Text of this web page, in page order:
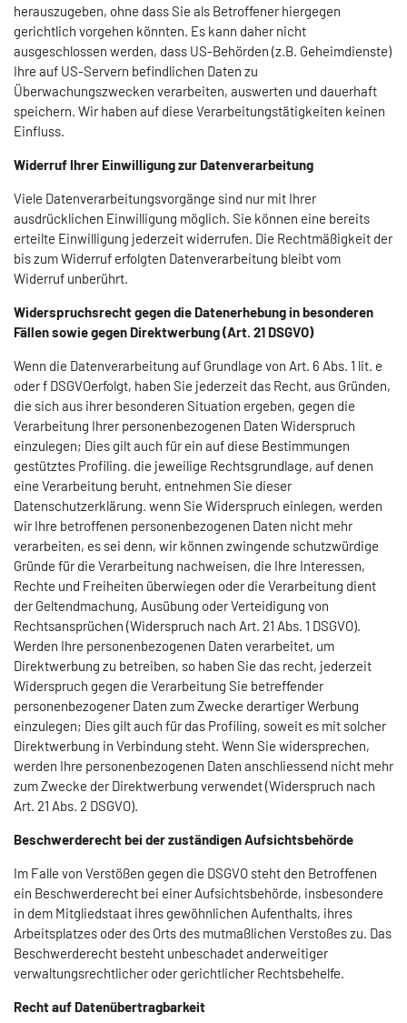
herauszugeben, ohne dass Sie als Betroffener hiergegen
gerichtlich vorgehen könnten. Es kann daher nicht
ausgeschlossen werden, dass US-Behörden (z.B. Geheimdienste)
Ihre auf US-Servern befindlichen Daten zu
Überwachungszwecken verarbeiten, auswerten und dauerhaft
speichern. Wir haben auf diese Verarbeitungstätigkeiten keinen
Einfluss.
Widerruf Ihrer Einwilligung zur Datenverarbeitung
Viele Datenverarbeitungsvorgänge sind nur mit Ihrer
ausdrücklichen Einwilligung möglich. Sie können eine bereits
erteilte Einwilligung jederzeit widerrufen. Die Rechtmäßigkeit der
bis zum Widerruf erfolgten Datenverarbeitung bleibt vom
Widerruf unberührt.
Widerspruchsrecht gegen die Datenerhebung in besonderen
Fällen sowie gegen Direktwerbung (Art. 21 DSGVO)
Wenn die Datenverarbeitung auf Grundlage von Art. 6 Abs. 1 lit. e
oder f DSGVOerfolgt, haben Sie jederzeit das Recht, aus Gründen,
die sich aus ihrer besonderen Situation ergeben, gegen die
Verarbeitung Ihrer personenbezogenen Daten Widerspruch
einzulegen; Dies gilt auch für ein auf diese Bestimmungen
gestütztes Profiling. die jeweilige Rechtsgrundlage, auf denen
eine Verarbeitung beruht, entnehmen Sie dieser
Datenschutzerklärung. wenn Sie Widerspruch einlegen, werden
wir Ihre betroffenen personenbezogenen Daten nicht mehr
verarbeiten, es sei denn, wir können zwingende schutzwürdige
Gründe für die Verarbeitung nachweisen, die Ihre Interessen,
Rechte und Freiheiten überwiegen oder die Verarbeitung dient
der Geltendmachung, Ausübung oder Verteidigung von
Rechtsansprüchen (Widerspruch nach Art. 21 Abs. 1 DSGVO).
Werden Ihre personenbezogenen Daten verarbeitet, um
Direktwerbung zu betreiben, so haben Sie das recht, jederzeit
Widerspruch gegen die Verarbeitung Sie betreffender
personenbezogener Daten zum Zwecke derartiger Werbung
einzulegen; Dies gilt auch für das Profiling, soweit es mit solcher
Direktwerbung in Verbindung steht. Wenn Sie widersprechen,
werden Ihre personenbezogenen Daten anschliessend nicht mehr
zum Zwecke der Direktwerbung verwendet (Widerspruch nach
Art. 21 Abs. 2 DSGVO).
Beschwerderecht bei der zuständigen Aufsichtsbehörde
Im Falle von Verstößen gegen die DSGVO steht den Betroffenen
ein Beschwerderecht bei einer Aufsichtsbehörde, insbesondere
in dem Mitgliedstaat ihres gewöhnlichen Aufenthalts, ihres
Arbeitsplatzes oder des Orts des mutmaßlichen Verstoßes zu. Das
Beschwerderecht besteht unbeschadet anderweitiger
verwaltungsrechtlicher oder gerichtlicher Rechtsbehelfe.
Recht auf Datenübertragbarkeit